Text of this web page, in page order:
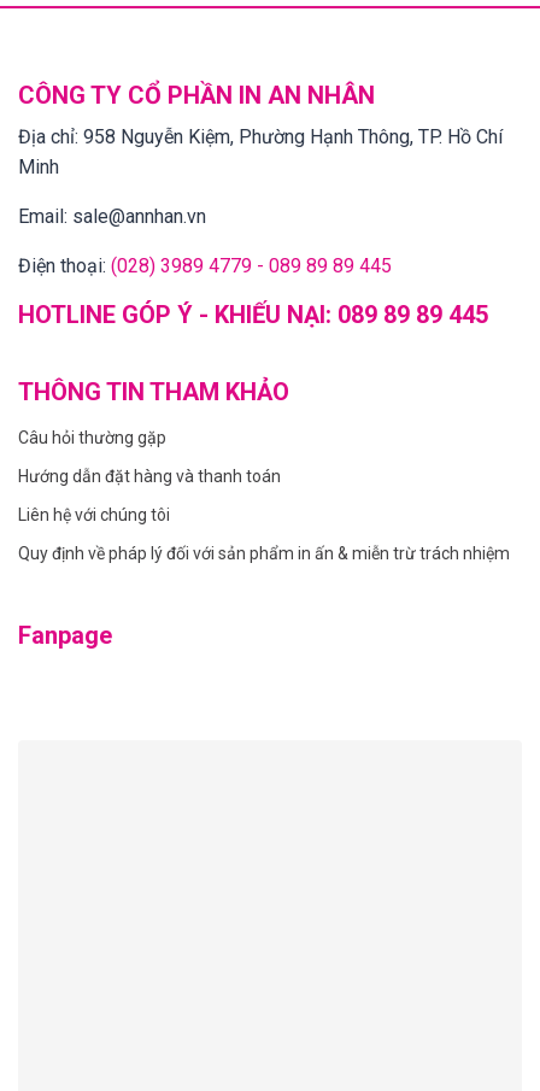
CÔNG TY CỔ PHẦN IN AN NHÂN
Địa chỉ: 958 Nguyễn Kiệm, Phường Hạnh Thông, TP. Hồ Chí
Minh
Email: sale@annhan.vn
Điện thoại: (028) 3989 4779 - 089 89 89 445
HOTLINE GÓP Ý - KHIẾU NẠI: 089 89 89 445
THÔNG TIN THAM KHẢO
Câu hỏi thường gặp
Hướng dẫn đặt hàng và thanh toán
Liên hệ với chúng tôi
Quy định về pháp lý đối với sản phẩm in ấn & miễn trừ trách nhiệm
Fanpage